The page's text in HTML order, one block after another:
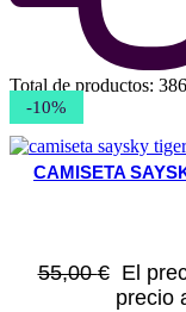
Total de productos: 386
-10%
CAMISETA
55,00€ El
precio